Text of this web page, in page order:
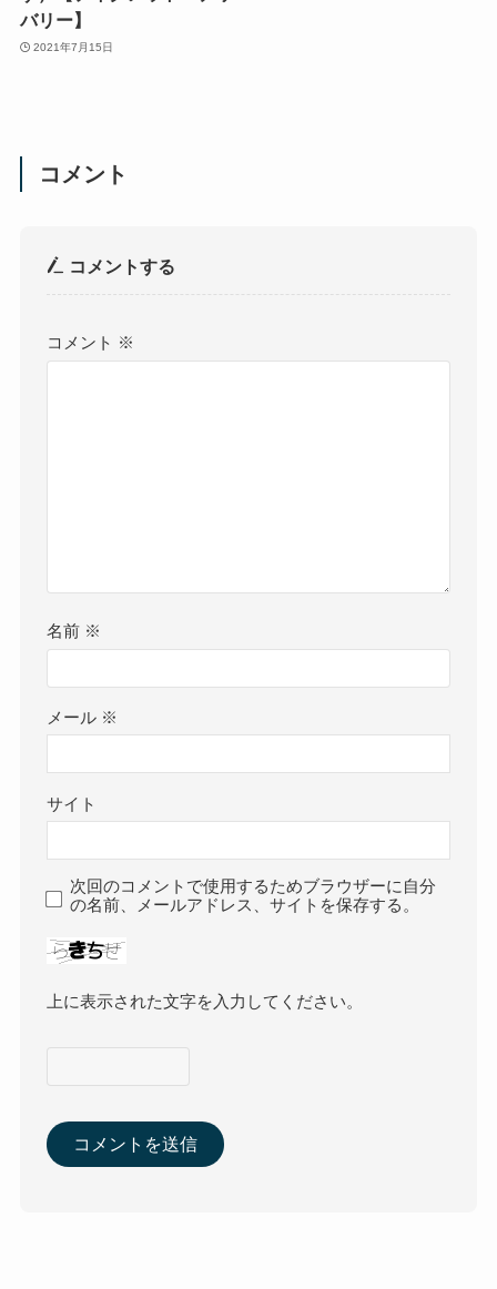
バリー】
2021年7月15日
コメント
コメントする
コメント ※
名前 ※
メール ※
サイト
次回のコメントで使用するためブラウザーに自分
の名前、メールアドレス、サイトを保存する。
上に表示された文字を入力してください。